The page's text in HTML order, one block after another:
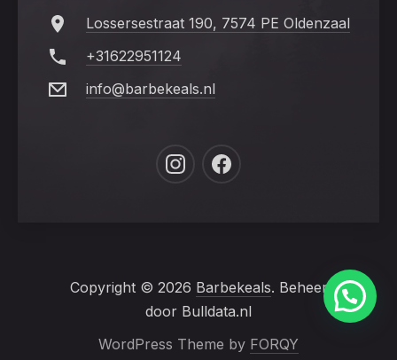
Lossersestraat 190, 7574 PE Oldenzaal
+31622951124
info@barbekeals.nl
New
New
Copyright © 2026 Barbekeals. Beheer
door Bulldata.nl
WordPress Theme by FORQY